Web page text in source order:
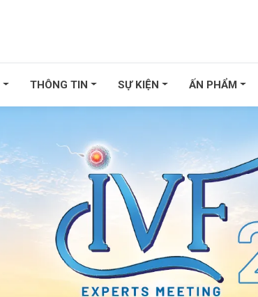
THÔNG TIN SỰ KIỆN ẤN PHẨM